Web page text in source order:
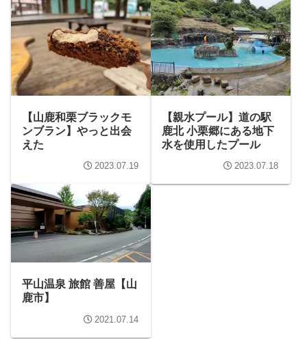
【山鹿和栗ブラックモ
ンブラン】やっと出会
えた
2023.07.19
【親水プール】道の駅
鹿北 小栗郷にある地下
水を使用したプール
2023.07.18
平山温泉 旅館 善屋【山
鹿市】
2021.07.14